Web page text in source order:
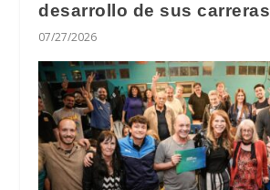
desarrollo de sus carreras
07/27/2026